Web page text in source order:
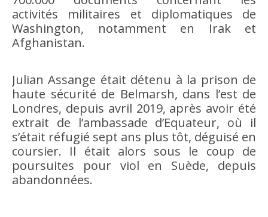
activités militaires et diplomatiques de
Washington, notamment en Irak et
Afghanistan.
Julian Assange était détenu à la prison de
haute sécurité de Belmarsh, dans l’est de
Londres, depuis avril 2019, après avoir été
extrait de l’ambassade d’Equateur, où il
s’était réfugié sept ans plus tôt, déguisé en
coursier. Il était alors sous le coup de
poursuites pour viol en Suède, depuis
abandonnées.